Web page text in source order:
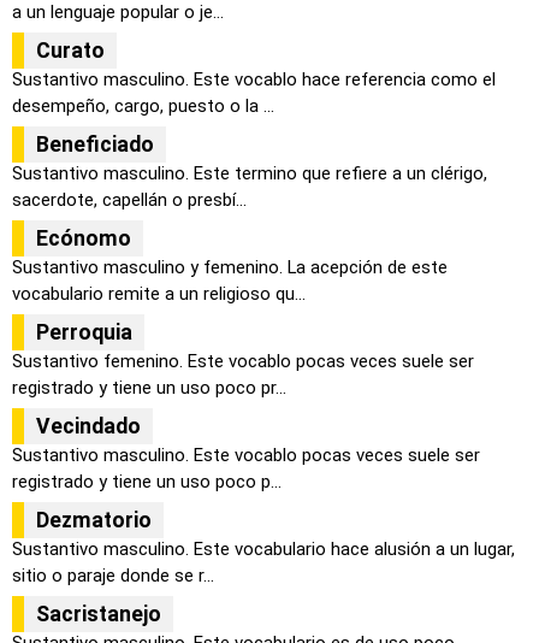
a un lenguaje popular o je...
Curato
Sustantivo masculino. Este vocablo hace referencia como el
desempeño, cargo, puesto o la ...
Beneficiado
Sustantivo masculino. Este termino que refiere a un clérigo,
sacerdote, capellán o presbí...
Ecónomo
Sustantivo masculino y femenino. La acepción de este
vocabulario remite a un religioso qu...
Perroquia
Sustantivo femenino. Este vocablo pocas veces suele ser
registrado y tiene un uso poco pr...
Vecindado
Sustantivo masculino. Este vocablo pocas veces suele ser
registrado y tiene un uso poco p...
Dezmatorio
Sustantivo masculino. Este vocabulario hace alusión a un lugar,
sitio o paraje donde se r...
Sacristanejo